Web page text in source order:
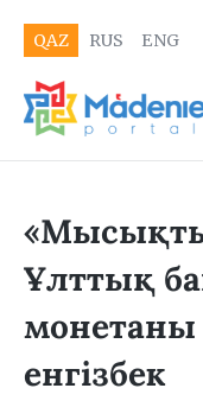
QAZ RUS ENG
Ұлттық
енгізбек